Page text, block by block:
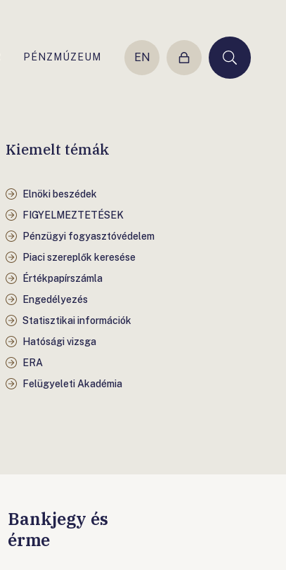
PÉNZMÚZEUM EN
Belépés Keresés
Kiemelt témák
Elnöki beszédek
FIGYELMEZTETÉSEK
Pénzügyi fogyasztóvédelem
Piaci szereplők keresése
Értékpapírszámla
Engedélyezés
Statisztikai információk
Hatósági vizsga
ERA
Felügyeleti Akadémia
Bankjegy és
érme